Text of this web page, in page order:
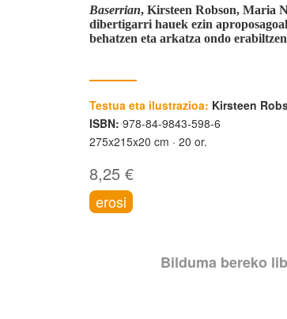
Baserrian, Kirsteen Robson, Maria
dibertigarri hauek ezin
behatzen eta arkatza ondo
Testua eta ilustrazioa: Kirsteen
ISBN: 978-84-9843-598-6
275x215x20 cm
20 or.
8,25 €
erosi
Bilduma bereko